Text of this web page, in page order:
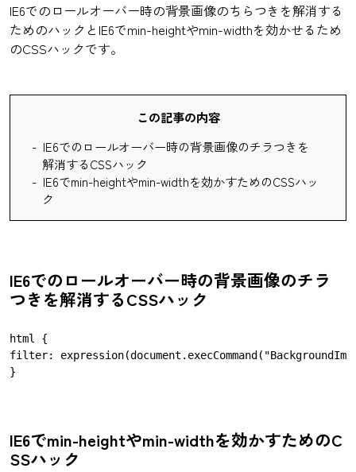
IE6でのロールオーバー時の背景画像のちらつきを解消する
ためのハックとIE6でmin-heightやmin-widthを効かせるため
のCSSハックです。
この記事の内容
IE6でのロールオーバー時の背景画像のチラつきを
解消するCSSハック
IE6でmin-heightやmin-widthを効かすためのCSSハッ
ク
IE6でのロールオーバー時の背景画像のチラ
つきを解消するCSSハック
html {
filter:
IE6でmin-heightやmin-widthを効かすためのC
SSハック